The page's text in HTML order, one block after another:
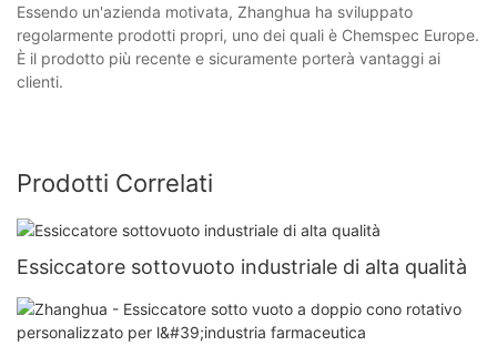
Essendo un'azienda motivata, Zhanghua ha sviluppato
regolarmente prodotti propri, uno dei quali è Chemspec Europe.
È il prodotto più recente e sicuramente porterà vantaggi ai
clienti.
Prodotti Correlati
Essiccatore sottovuoto industriale di alta qualità